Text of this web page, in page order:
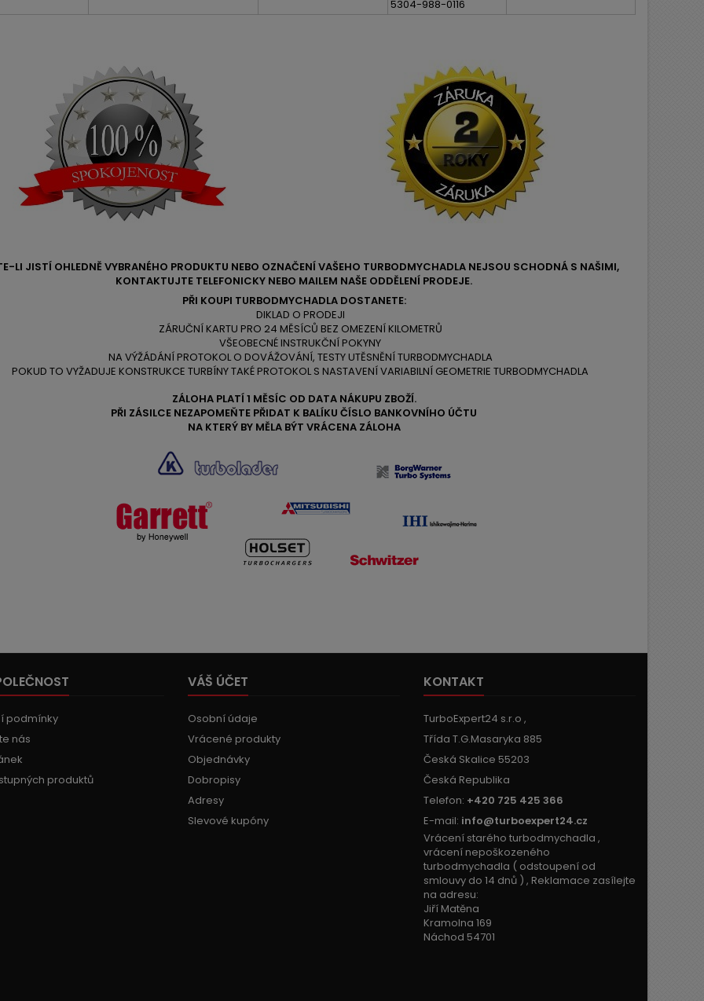
5304-988-0116
LI JISTÍ OHLEDNĚ VYBRANÉHO PRODUKTU NEBO OZNAČENÍ VAŠEHO TURBODMYCHADLA NEJSOU SCHODNÁ S NAŠIMI,
KONTAKTUJTE TELEFONICKY NEBO MAILEM NAŠE ODDĚLENÍ PRODEJE.
PŘI KOUPI TURBODMYCHADLA DOSTANETE:
DIKLAD O PRODEJI
ZÁRUČNÍ KARTU PRO 24 MĚSÍCŮ BEZ OMEZENÍ KILOMETRŮ
VŠEOBECNÉ INSTRUKČNÍ POKYNY
NA VÝŽÁDÁNÍ PROTOKOL O DOVÁŽOVÁNÍ, TESTY UTĚSNĚNÍ TURBODMYCHADLA
POKUD TO VYŽADUJE KONSTRUKCE TURBÍNY TAKÉ PROTOKOL S NASTAVENÍ VARIABILNÍ GEOMETRIE TURBODMYCHADLA
ZÁLOHA PLATÍ 1 MĚSÍC OD DATA NÁKUPU ZBOŽÍ.
PŘI ZÁSILCE NEZAPOMEŇTE PŘIDAT K BALÍKU ČÍSLO BANKOVNÍHO ÚČTU
NA KTERÝ BY MĚLA BÝT VRÁCENA ZÁLOHA
podmínky
nás
produktů
VÁŠ ÚČET
Osobní údaje
Vrácené produkty
Objednávky
Dobropisy
Adresy
Slevové kupóny
KONTAKT
TurboExpert24 s.r.o ,
Třída T.G.Masaryka 885
Česká Skalice 55203
Česká Republika
Telefon: +420 725 425 366
E-mail: info@turboexpert24.cz
Vrácení starého turbodmychadla ,
vrácení nepoškozeného
turbodmychadla ( odstoupení od
smlouvy do 14 dnů ) , Reklamace zasílejte
na adresu:
Jiří Matěna
Kramolna 169
Náchod 54701